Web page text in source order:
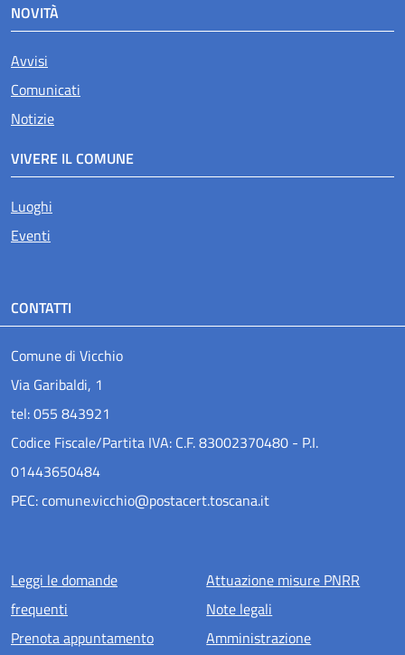
NOVITÀ
Avvisi
Comunicati
Notizie
VIVERE IL COMUNE
Luoghi
Eventi
CONTATTI
Comune di Vicchio
Via Garibaldi, 1
tel: 055 843921
Codice Fiscale/Partita IVA: C.F. 83002370480 - P.I.
01443650484
PEC: comune.vicchio@postacert.toscana.it
Menu piè di pagina
Leggi le domande
frequenti
Prenota appuntamento
Attuazione misure PNRR
Note legali
Amministrazione